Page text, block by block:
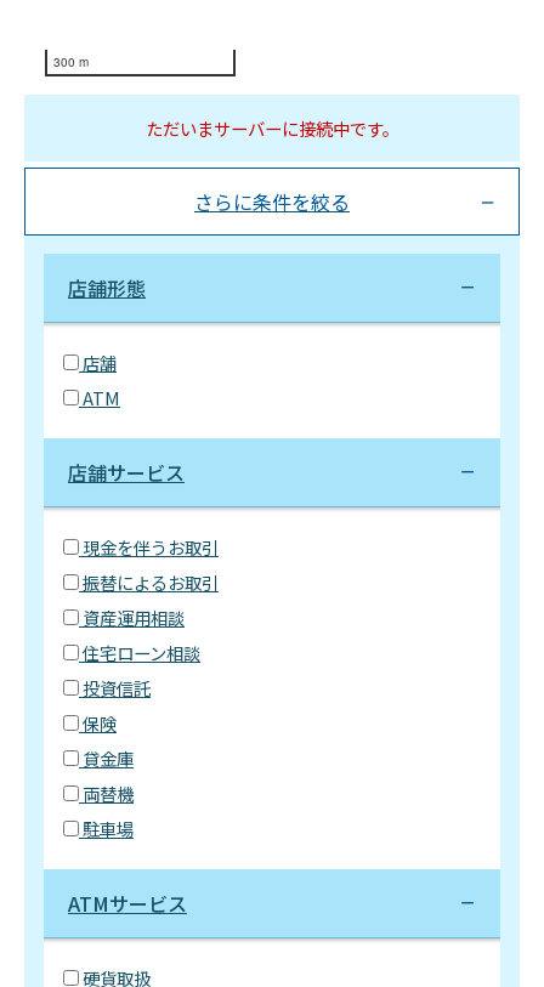
300 m
ただいまサーバーに接続中です。
さらに条件を絞る
店舗形態
店舗
ATM
店舗サービス
現金を伴うお取引
振替によるお取引
資産運用相談
住宅ローン相談
投資信託
保険
貸金庫
両替機
駐車場
ATMサービス
硬貨取扱